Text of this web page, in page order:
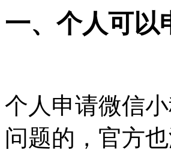
一、个人可以
个人申请微信
问题的，官方